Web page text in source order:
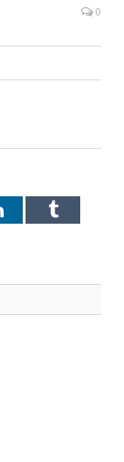
0
LinkedInTumblr